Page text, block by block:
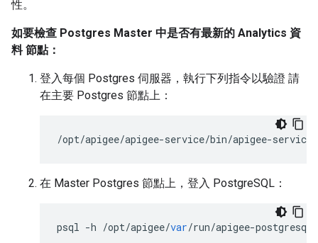
性。
如要檢查 Postgres Master 中是否有最新的 Analytics 資
料 節點：
登入每個 Postgres 伺服器，執行下列指令以驗證 請
在主要 Postgres 節點上：
/opt/apigee/apigee-service/bin/apigee-service
在 Master Postgres 節點上，登入 PostgreSQL：
psql -h /opt/apigee/var/run/apigee-postgresql